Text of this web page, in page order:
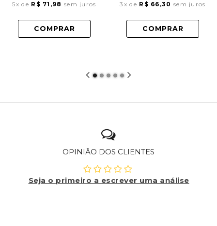
5x de R$ 71,98 sem juros
COMPRAR
3x de R$ 66,30 sem juros
COMPRAR
OPINIÃO DOS CLIENTES
Seja o primeiro a escrever uma análise